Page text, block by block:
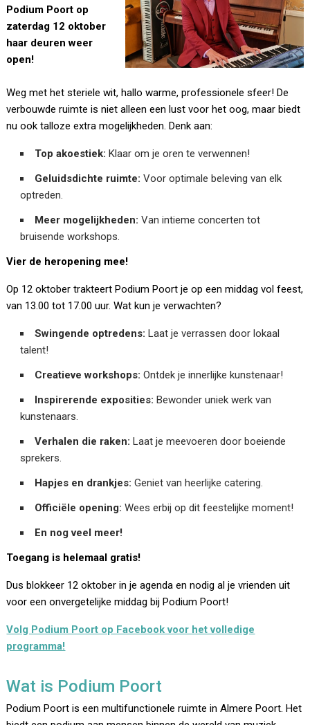
Podium Poort op
zaterdag 12 oktober
haar deuren weer
open!
Weg met het steriele wit, hallo warme, professionele sfeer! De
verbouwde ruimte is niet alleen een lust voor het oog, maar biedt
nu ook talloze extra mogelijkheden. Denk aan:
Top akoestiek: Klaar om je oren te verwennen!
Geluidsdichte ruimte: Voor optimale beleving van elk
optreden.
Meer mogelijkheden: Van intieme concerten tot
bruisende workshops.
Vier de heropening mee!
Op 12 oktober trakteert Podium Poort je op een middag vol feest,
van 13.00 tot 17.00 uur. Wat kun je verwachten?
Swingende optredens: Laat je verrassen door lokaal
talent!
Creatieve workshops: Ontdek je innerlijke kunstenaar!
Inspirerende exposities: Bewonder uniek werk van
kunstenaars.
Verhalen die raken: Laat je meevoeren door boeiende
sprekers.
Hapjes en drankjes: Geniet van heerlijke catering.
Officiële opening: Wees erbij op dit feestelijke moment!
En nog veel meer!
Toegang is helemaal gratis!
Dus blokkeer 12 oktober in je agenda en nodig al je vrienden uit
voor een onvergetelijke middag bij Podium Poort!
Volg Podium Poort op Facebook voor het volledige
programma!
Wat is Podium Poort
Podium Poort is een multifunctionele ruimte in Almere Poort. Het